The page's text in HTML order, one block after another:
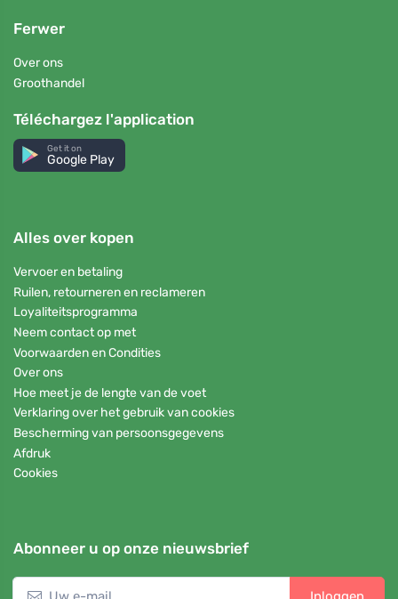
Ferwer
Over ons
Groothandel
Téléchargez l'application
Get it on
Google Play
Alles over kopen
Vervoer en betaling
Ruilen, retourneren en reclameren
Loyaliteitsprogramma
Neem contact op met
Voorwaarden en Condities
Over ons
Hoe meet je de lengte van de voet
Verklaring over het gebruik van cookies
Bescherming van persoonsgegevens
Afdruk
Cookies
Abonneer u op onze nieuwsbrief